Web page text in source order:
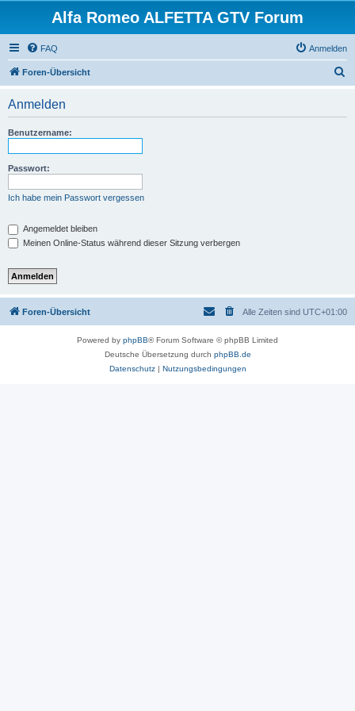
Alfa Romeo ALFETTA GTV Forum
FAQ Anmelden
Foren-Übersicht
Anmelden
Benutzername:
Passwort:
Ich habe mein Passwort vergessen
Angemeldet bleiben
Meinen Online-Status während dieser Sitzung verbergen
Foren-Übersicht Alle Zeiten sind UTC+01:00
Powered by phpBB® Forum Software © phpBB Limited
Deutsche Übersetzung durch phpBB.de
Datenschutz| Nutzungsbedingungen